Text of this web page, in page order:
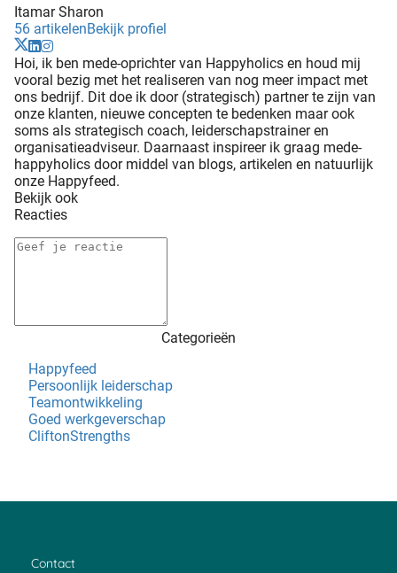
Itamar Sharon
56 artikelenBekijk profiel
Hoi, ik ben mede-oprichter van Happyholics en houd mij
vooral bezig met het realiseren van nog meer impact met
ons bedrijf. Dit doe ik door (strategisch) partner te zijn van
onze klanten, nieuwe concepten te bedenken maar ook
soms als strategisch coach, leiderschapstrainer en
organisatieadviseur. Daarnaast inspireer ik graag mede-
happyholics door middel van blogs, artikelen en natuurlijk
onze Happyfeed.
Bekijk ook
Reacties
Categorieën
Happyfeed
Persoonlijk leiderschap
Teamontwikkeling
Goed werkgeverschap
CliftonStrengths
Contact